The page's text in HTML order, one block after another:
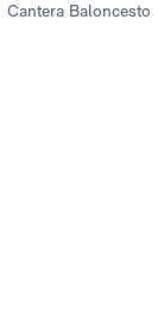
Cantera Baloncesto